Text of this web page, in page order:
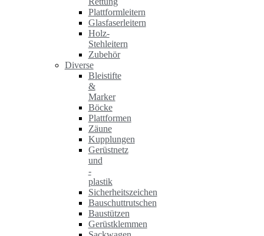
Plattformleitern
Glasfaserleitern
Holz-
Stehleitern
Zubehör
Diverse
Bleistifte
&
Marker
Böcke
Plattformen
Zäune
Kupplungen
Gerüstnetz
und
-
plastik
Sicherheitszeichen
Bauschuttrutschen
Baustützen
Gerüstklemmen